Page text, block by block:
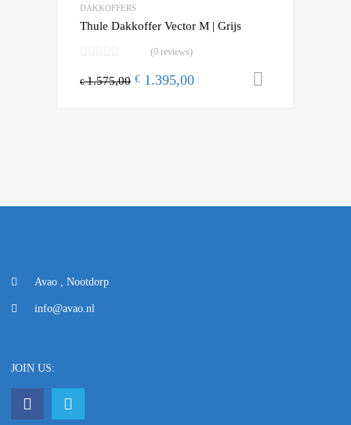
DAKKOFFERS
Thule Dakkoffer Vector M | Grijs
(0 reviews)
€1.575,00 € 1.395,00
Avao , Nootdorp
info@avao.nl
JOIN US: